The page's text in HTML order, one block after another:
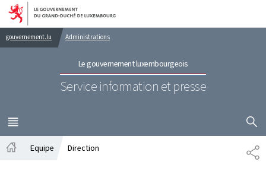
Aller au menu principal
Aller au contenu
gouvernement.lu Administrations
Le gouvernement luxembourgeois
Service information et presse
MENU
PRINCIPAL
Equipe Direction